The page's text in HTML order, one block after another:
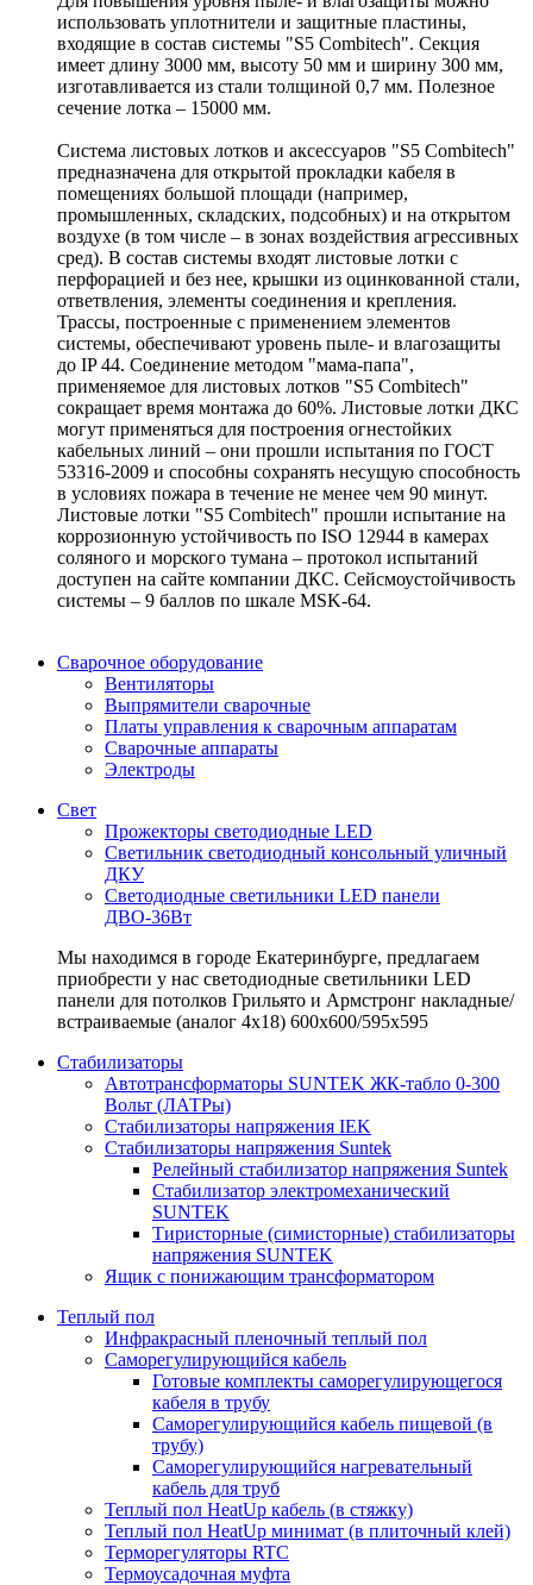
использовать уплотнители и защитные пластины,
входящие в состав системы "S5 Combitech". Секция
имеет длину 3000 мм, высоту 50 мм и ширину 300 мм,
изготавливается из стали толщиной 0,7 мм. Полезное
сечение лотка – 15000 мм.
Система листовых лотков и аксессуаров "S5 Combitech"
предназначена для открытой прокладки кабеля в
помещениях большой площади (например,
промышленных, складских, подсобных) и на открытом
воздухе (в том числе – в зонах воздействия агрессивных
сред). В состав системы входят листовые лотки с
перфорацией и без нее, крышки из оцинкованной стали,
ответвления, элементы соединения и крепления.
Трассы, построенные с применением элементов
системы, обеспечивают уровень пыле- и влагозащиты
до IP 44. Соединение методом "мама-папа",
применяемое для листовых лотков "S5 Combitech"
сокращает время монтажа до 60%. Листовые лотки ДКС
могут применяться для построения огнестойких
кабельных линий – они прошли испытания по ГОСТ
53316-2009 и способны сохранять несущую способность
в условиях пожара в течение не менее чем 90 минут.
Листовые лотки "S5 Combitech" прошли испытание на
коррозионную устойчивость по ISO 12944 в камерах
соляного и морского тумана – протокол испытаний
доступен на сайте компании ДКС. Сейсмоустойчивость
системы – 9 баллов по шкале MSK-64.
Сварочное оборудование
Вентиляторы
Выпрямители сварочные
Платы управления к сварочным аппаратам
Сварочные аппараты
Электроды
Свет
Прожекторы светодиодные LED
Светильник светодиодный консольный уличный
ДКУ
Светодиодные светильники LED панели
ДВО-36Вт
Мы находимся в городе Екатеринбурге, предлагаем
приобрести у нас светодиодные светильники LED
панели для потолков Грильято и Армстронг накладные/
встраиваемые (аналог 4х18) 600х600/595x595
Стабилизаторы
Автотрансформаторы SUNTEK ЖК-табло 0-300
Вольт (ЛАТРы)
Стабилизаторы напряжения IEK
Стабилизаторы напряжения Suntek
Релейный стабилизатор напряжения Suntek
Стабилизатор электромеханический
SUNTEK
Тиристорные (симисторные) стабилизаторы
напряжения SUNTEK
Ящик с понижающим трансформатором
Теплый пол
Инфракрасный пленочный теплый пол
Саморегулирующийся кабель
Готовые комплекты саморегулирующегося
кабеля в трубу
Саморегулирующийся кабель пищевой (в
трубу)
Саморегулирующийся нагревательный
кабель для труб
Теплый пол HeatUp кабель (в стяжку)
Теплый пол HeatUp минимат (в плиточный клей)
Терморегуляторы RTC
Термоусадочная муфта